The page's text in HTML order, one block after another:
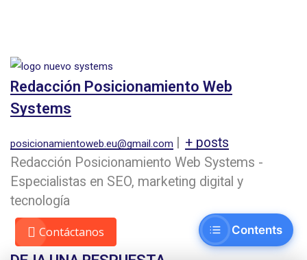
Redacción Posicionamiento Web
Systems
posicionamientoweb.eu@gmail.com
+ posts
Redacción Posicionamiento Web Systems -
Especialistas en SEO, marketing digital y
tecnología
Contents
Contáctanos